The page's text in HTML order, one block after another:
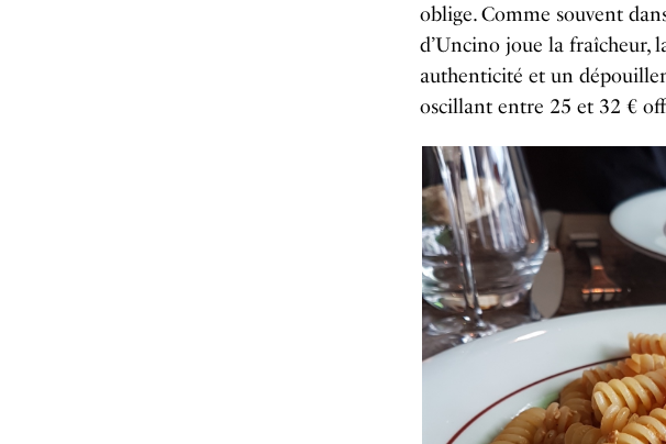
oblige. Comme souvent
d’Uncino joue la fraîcheur,
authenticité et un
oscillant entre 25 et 32 €